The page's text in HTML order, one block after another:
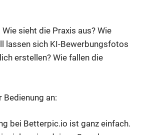
sieht die Praxis aus? Wie
lassen sich KI-Bewerbungsfotos
erstellen? Wie fallen die
Bedienung an:
bei Betterpic.io ist ganz einfach.